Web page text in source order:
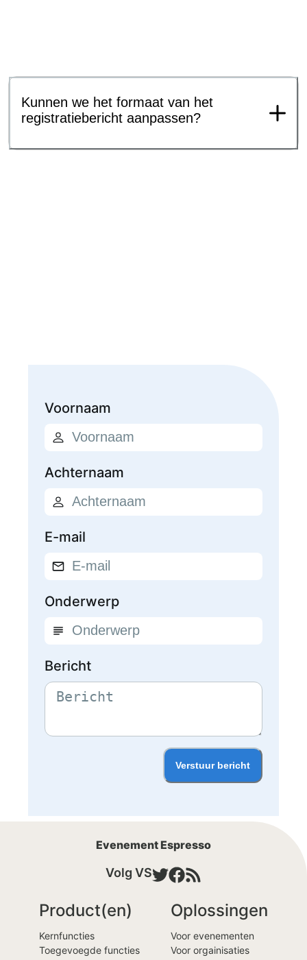
Kunnen we het formaat van het
registratiebericht aanpassen?
Voornaam
Achternaam
E-mail
Onderwerp
Bericht
Verstuur bericht
Evenement Espresso
Volg VS
Product(en)
Kernfuncties
Toegevoegde functies
Oplossingen
Voor evenementen
Voor orgainisaties